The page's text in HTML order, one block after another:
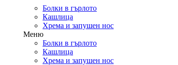
Болки в гърлото
Кашлица
Хрема и запушен нос
Меню
Болки в гърлото
Кашлица
Хрема и запушен нос